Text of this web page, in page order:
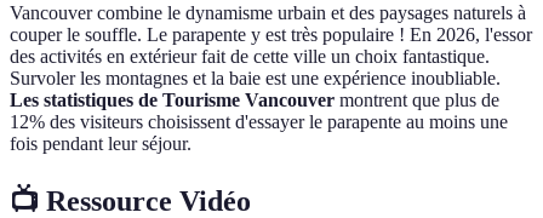
Vancouver combine le dynamisme urbain et des paysages naturels à
couper le souffle. Le parapente y est très populaire ! En 2026, l'essor
des activités en extérieur fait de cette ville un choix fantastique.
Survoler les montagnes et la baie est une expérience inoubliable.
Les statistiques de Tourisme Vancouver montrent que plus de
12% des visiteurs choisissent d'essayer le parapente au moins une
fois pendant leur séjour.
📺 Ressource Vidéo